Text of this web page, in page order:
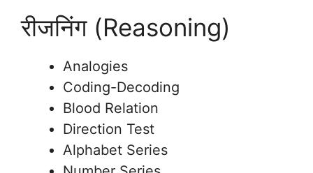
रीजनिंग (Reasoning)
Analogies
Coding-Decoding
Blood Relation
Direction Test
Alphabet Series